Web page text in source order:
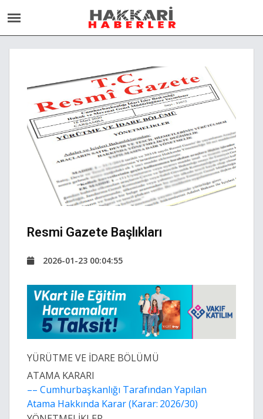
Resmi Gazete Başlıkları
2026-01-23 00:04:55
YÜRÜTME VE İDARE BÖLÜMÜ
ATAMA KARARI
–– Cumhurbaşkanlığı Tarafından Yapılan
Atama Hakkında Karar (Karar: 2026/30)